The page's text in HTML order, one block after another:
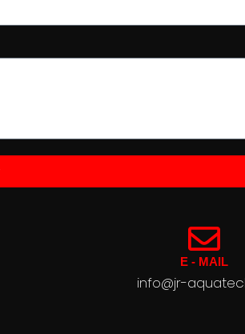
E - MAIL
info@jr-